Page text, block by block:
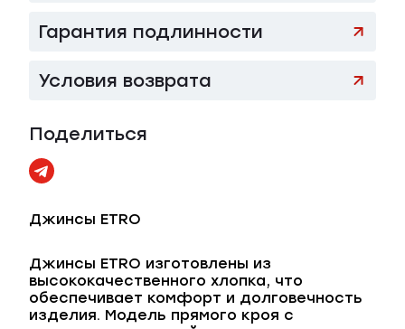
Гарантия подлинности
Условия возврата
Поделиться
Джинсы ETRO
Джинсы ETRO изготовлены из
высококачественного хлопка, что
обеспечивает комфорт и долговечность
изделия. Модель прямого кроя с